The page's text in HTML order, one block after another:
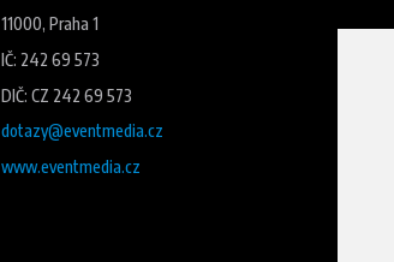
11000, Praha 1
IČ: 242 69 573
DIČ: CZ 242 69 573
dotazy@eventmedia.cz
www.eventmedia.cz